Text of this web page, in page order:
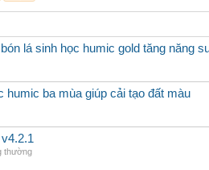
lá sinh học humic gold tăng năng
humic ba mùa giúp cải tạo đất màu
thường